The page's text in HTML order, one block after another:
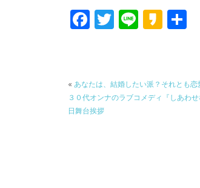
F
b
o
o
T
er
Li K
a
o
« あなたは、結婚したい派？それとも
３０代オンナのラブコメディ『しあわ
日舞台挨拶